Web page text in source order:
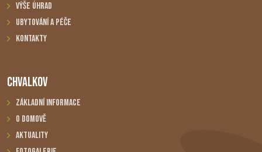
Výše úhrad
Ubytování a péče
Kontakty
CHVALKOV
Základní informace
O domově
Aktuality